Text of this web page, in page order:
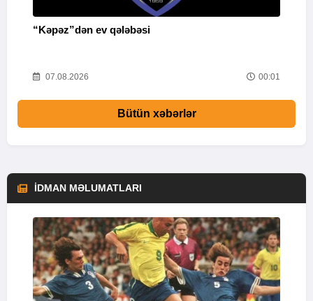
“Kəpəz”dən ev qələbəsi
07.08.2026 00:01
Bütün xəbərlər
İDMAN MƏLUMATLARI